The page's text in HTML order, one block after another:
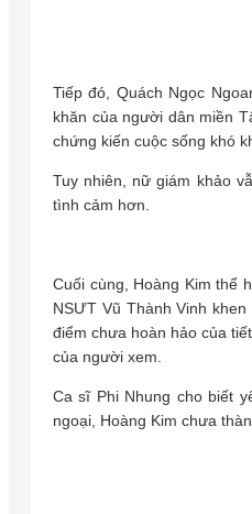
Tiếp đó, Quách Ngọc
khăn của người dân miền
chứng kiến cuộc sống khó
Tuy nhiên, nữ giám khảo
tình cảm hơn.
Cuối cùng, Hoàng Kim thể
NSƯT Vũ Thành Vinh
điểm chưa hoàn hảo của
của người xem.
Ca sĩ Phi Nhung cho biết
ngoại, Hoàng Kim chưa